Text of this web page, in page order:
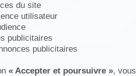
du site
utilisateur
publicitaires
publicitaires
« Accepter et poursuivre », vous